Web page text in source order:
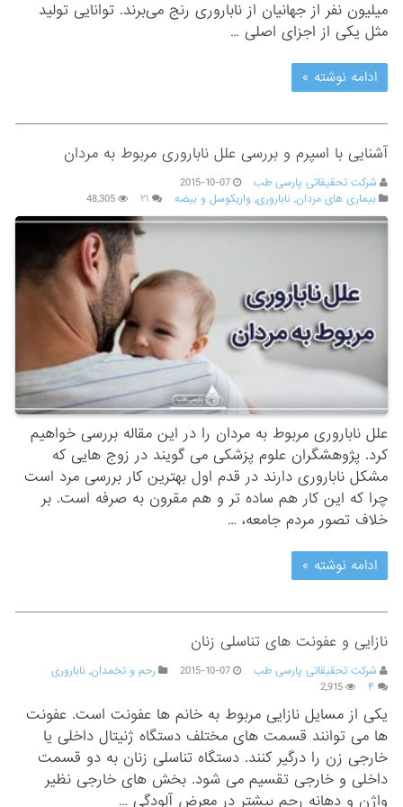
میلیون نفر از جهانیان از ناباروری رنج می‌برند. توانایی تولید
مثل یکی از اجزای اصلی …
ادامه نوشته »
آشنایی با اسپرم و بررسی علل ناباروری مربوط به مردان
شرکت تحقیقاتی پارسی طب
2015-10-07
بیماری های مردان,ناباروری, واریکوسل و بیضه ۲۱ 48,305
علل ناباروری مربوط به مردان را در این مقاله بررسی خواهیم
کرد. پژوهشگران علوم پزشکی می گویند در زوج هایی که
مشکل ناباروری دارند در قدم اول بهترین کار بررسی مرد است
چرا که این کار هم ساده تر و هم مقرون به صرفه است. بر
خلاف تصور مردم جامعه، …
ادامه نوشته »
نازایی و عفونت های تناسلی زنان
شرکت تحقیقاتی پارسی طب 2015-10-07 رحم و تخمدان,ناباروری
۴
2,915
یکی از مسایل نازایی مربوط به خانم ها عفونت است. عفونت
ها می توانند قسمت های مختلف دستگاه ژنیتال داخلی یا
خارجی زن را درگیر کنند. دستگاه تناسلی زنان به دو قسمت
داخلی و خارجی تقسیم می شود. بخش های خارجی نظیر
واژن و دهانه رحم بیشتر در معرض آلودگی …